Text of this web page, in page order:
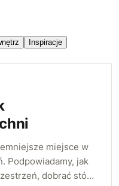
Inspiracje
miejsce w
Podpowiadamy, jak
dobrać stół i